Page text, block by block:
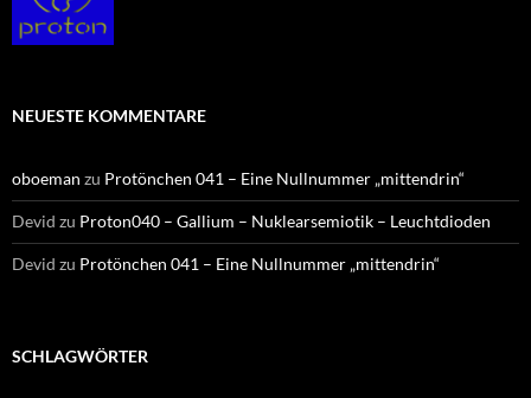
NEUESTE KOMMENTARE
oboeman zu Protönchen 041 – Eine Nullnummer „mittendrin“
Devid zu Proton040 – Gallium – Nuklearsemiotik – Leuchtdioden
Devid zu Protönchen 041 – Eine Nullnummer „mittendrin“
SCHLAGWÖRTER